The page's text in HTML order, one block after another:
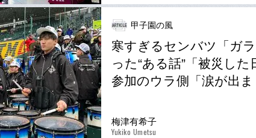
甲子園の風
寒すぎるセンバツ「ガ
った“ある話”「被災し
参加のウラ側「涙が出ま
梅津有希子
Yukiko Umetsu